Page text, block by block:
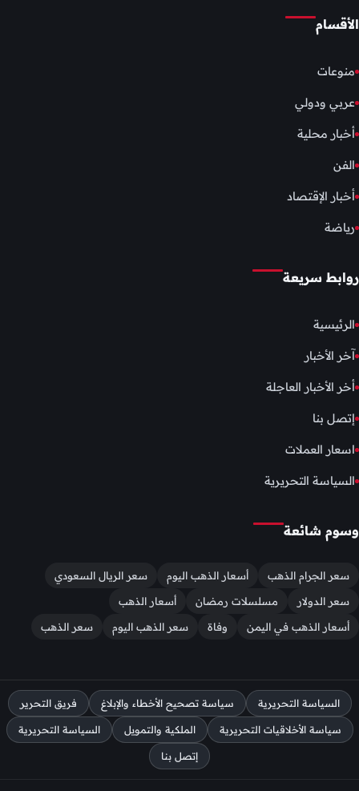
الأقسام
منوعات
عربي ودولي
أخبار محلية
الفن
أخبار الإقتصاد
رياضة
روابط سريعة
الرئيسية
آخر الأخبار
أخر الأخبار العاجلة
إتصل بنا
اسعار العملات
السياسة التحريرية
وسوم شائعة
سعر الجرام الذهب أسعار الذهب اليوم
سعر الريال السعودي
سعر الدولار
مسلسلات رمضان
أسعار الذهب
أسعار الذهب في اليمن
وفاة سعر الذهب اليوم سعر الذهب
السياسة التحريرية سياسة تصحيح الأخطاء والإبلاغ فريق التحرير
سياسة الأخلاقيات التحريرية الملكية والتمويل السياسة التحريرية
إتصل بنا